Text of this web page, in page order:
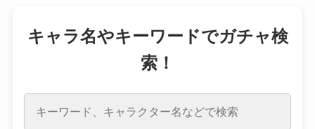
キャラ名やキーワードでガチャ検
索！